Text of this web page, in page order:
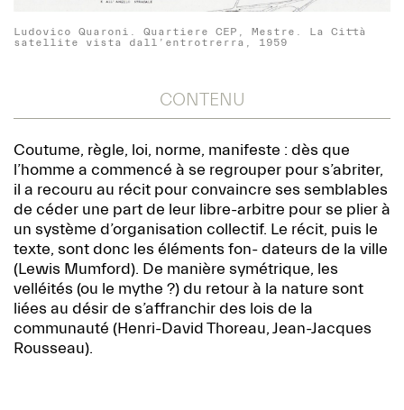
Ludovico Quaroni. Quartiere CEP, Mestre. La Città
satellite vista dall’entrotrerra, 1959
CONTENU
Coutume, règle, loi, norme, manifeste : dès que
l’homme a commencé à se regrouper pour s’abriter,
il a recouru au récit pour convaincre ses semblables
de céder une part de leur libre-arbitre pour se plier à
un système d’organisation collectif. Le récit, puis le
texte, sont donc les éléments fon- dateurs de la ville
(Lewis Mumford). De manière symétrique, les
velléités (ou le mythe ?) du retour à la nature sont
liées au désir de s’affranchir des lois de la
communauté (Henri-David Thoreau, Jean-Jacques
Rousseau).